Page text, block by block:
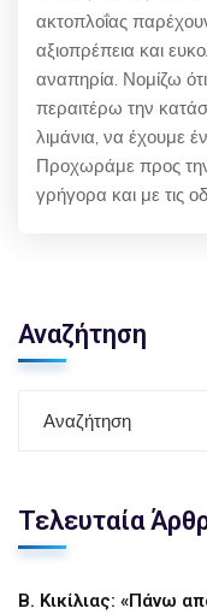
ακτοπλοΐας
αξιοπρέπεια και
αναπηρία. Νομίζω
περαιτέρω την
λιμάνια, να έχουμε
Προχωράμε προς
γρήγορα και με τις
Αναζήτηση
Τελευταία
Β. Κικίλιας: «Πάνω